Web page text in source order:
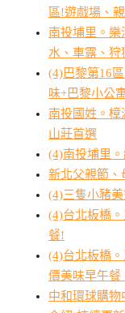
區!遊戲場、
南投埔里。樂
水、車露、狩
(4)巴黎第16
味+巴黎小公
南投國姓。
山莊首選
(4)南投埔里
新北父親節、
(4)三隻小豬
(4)台北板橋
餐!
(4)台北板橋
價美味早午餐
中和環球購